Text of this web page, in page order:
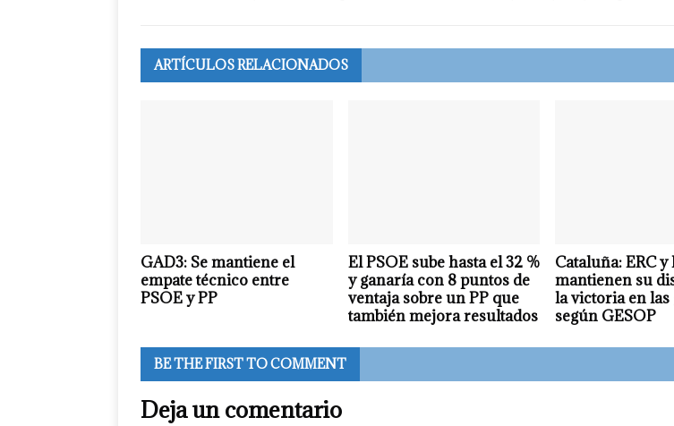
ARTÍCULOS RELACIONADOS
GAD3: Se mantiene el
empate técnico entre
PSOE y PP
El PSOE sube hasta el 32 %
y ganaría con 8 puntos de
ventaja sobre un PP que
también mejora resultados
Cataluña: ERC y
mantienen su
la victoria en las
según GESOP
BE THE FIRST TO COMMENT
Deja un comentario